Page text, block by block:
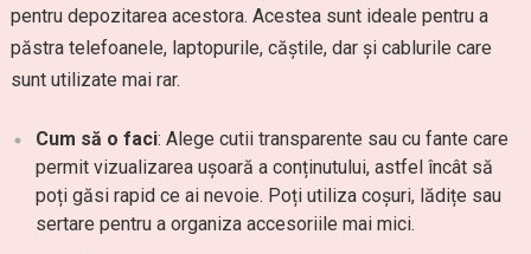
pentru depozitarea acestora. Acestea sunt ideale pentru a
păstra telefoanele, laptopurile, căștile, dar și cablurile care
sunt utilizate mai rar.
Cum să o faci: Alege cutii transparente sau cu fante care
permit vizualizarea ușoară a conținutului, astfel încât să
poți găsi rapid ce ai nevoie. Poți utiliza coșuri, lădițe sau
sertare pentru a organiza accesoriile mai mici.